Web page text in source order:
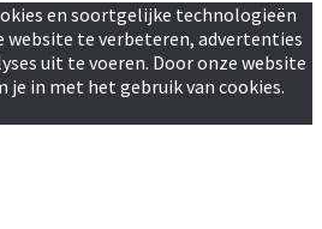
en soortgelijke technologieën
website te verbeteren, advertenties
uit te voeren. Door onze website
je in met het gebruik van cookies.